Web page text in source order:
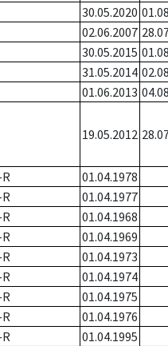
30.05.2020
02.06.2007
30.05.2015
31.05.2014
01.06.2013
19.05.2012
01.04.1978
01.04.1977
01.04.1968
01.04.1969
01.04.1973
01.04.1974
01.04.1975
01.04.1976
01.04.1995